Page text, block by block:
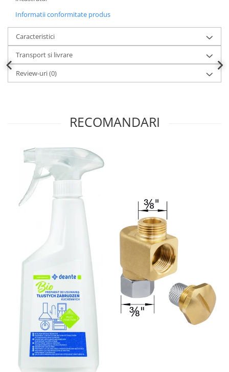
Informatii conformitate produs
Caracteristici
Transport si livrare
Review-uri(0)
RECOMANDARI